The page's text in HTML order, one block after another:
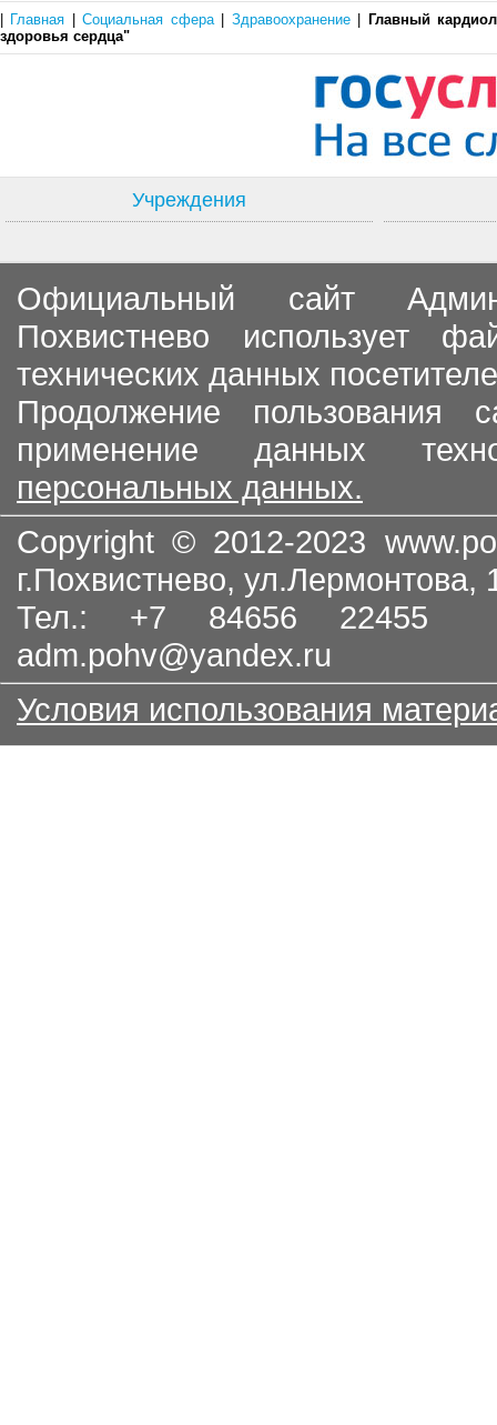
Главная |Социальная сфера Здравоохранение
Главный
здоровья сердца"
Учреждения
Официальный сайт
Похвистнево использует
технических данных
Продолжение пользования
применение данных
персональных данных.
Copyright © 2012-2023
г.Похвистнево, ул.Лермонтова,
Тел.: +7 84656
adm.pohv@yandex.ru
Условия использования